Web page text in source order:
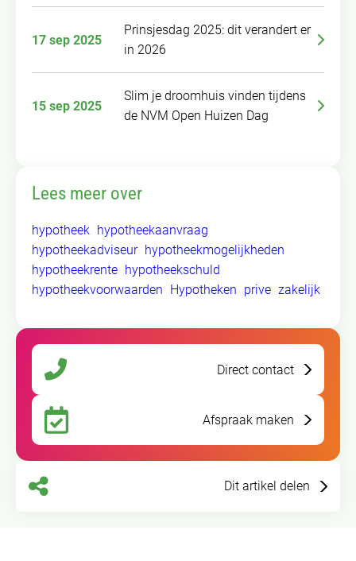
17 sep 2025
Prinsjesdag 2025: dit verandert er
in 2026
15 sep 2025
Slim je droomhuis vinden tijdens
de NVM Open Huizen Dag
Lees meer over
hypotheek hypotheekaanvraag
hypotheekadviseur hypotheekmogelijkheden
hypotheekrente hypotheekschuld
hypotheekvoorwaarden
Hypotheken prive zakelijk
Direct contact
Afspraak maken
Dit artikel delen